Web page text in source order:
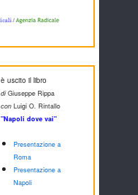
è uscito il libro
diGiuseppe Rippa
con Luigi O. Rintallo
"Napoli dove vai"
Presentazione a
Roma
Presentazione a
Napoli